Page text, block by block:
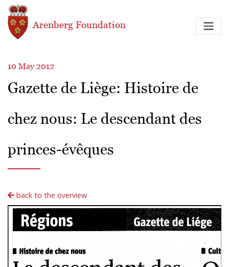
Skip to main content
Arenberg Foundation
10 May 2012
Gazette de Liège: Histoire de
chez nous: Le descendant des
princes-évêques
back to the overview